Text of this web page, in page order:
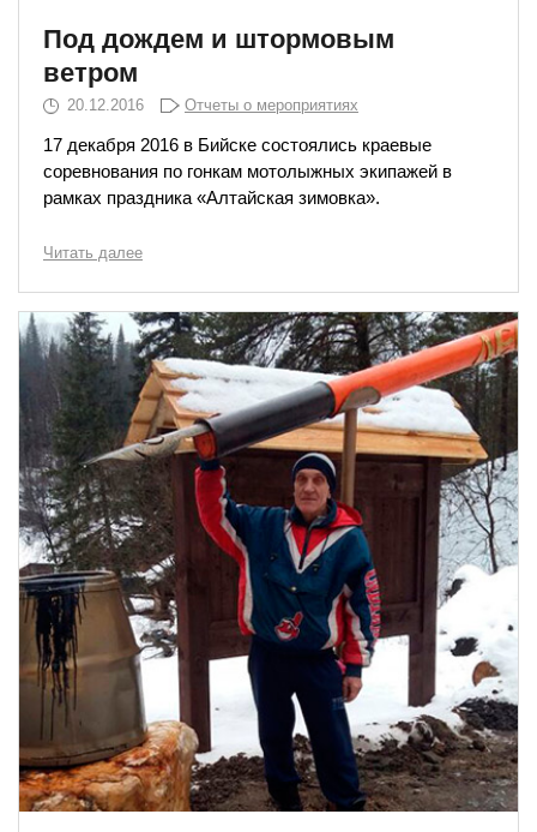
Под дождем и штормовым
ветром
20.12.2016 Отчеты о мероприятиях
17 декабря 2016 в Бийске состоялись краевые
соревнования по гонкам мотолыжных экипажей в
рамках праздника «Алтайская зимовка».
Читать далее